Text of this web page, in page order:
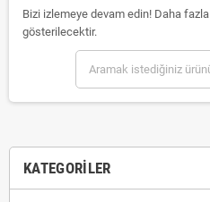
KATEGORILER
Bizi izlemeye devam edin! Daha
gösterilecektir.